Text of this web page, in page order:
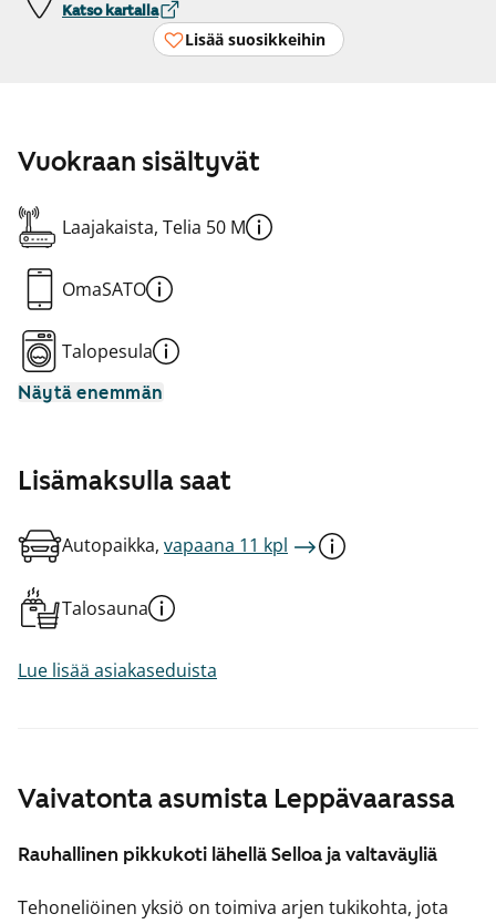
Katso kartalla
Lisää suosikkeihin
Vaivatonta asumista Leppävaarassa
Rauhallinen pikkukoti lähellä Selloa ja valtaväyliä
Tehoneliöinen yksiö on toimiva arjen tukikohta, jota
Vuokraan sisältyvät
Laajakaista, Telia 50 M
OmaSATO
Talopesula
Näytä enemmän
Lisämaksulla saat
Autopaikka, vapaana 11 kpl
Talosauna
Lue lisää asiakaseduista